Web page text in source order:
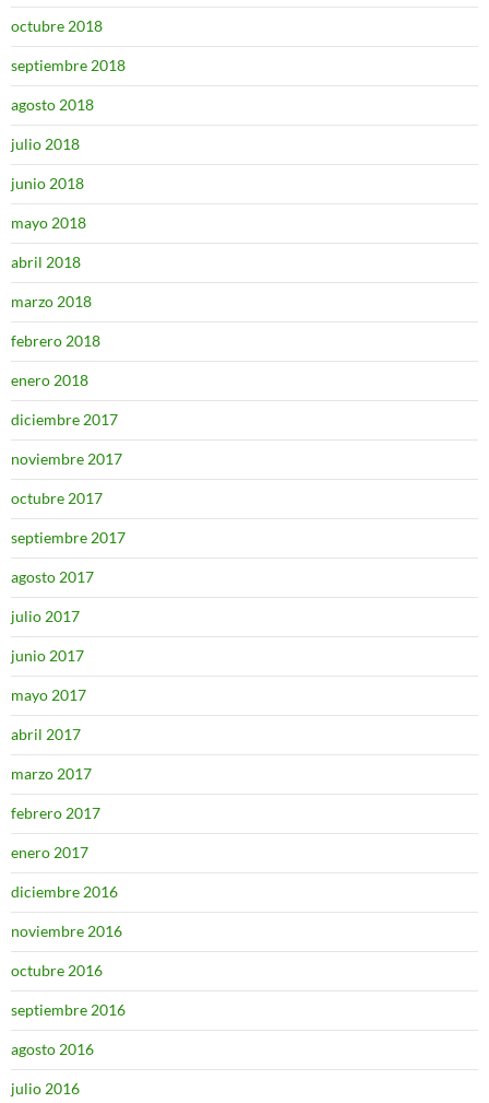
octubre 2018
septiembre 2018
agosto 2018
julio 2018
junio 2018
mayo 2018
abril 2018
marzo 2018
febrero 2018
enero 2018
diciembre 2017
noviembre 2017
octubre 2017
septiembre 2017
agosto 2017
julio 2017
junio 2017
mayo 2017
abril 2017
marzo 2017
febrero 2017
enero 2017
diciembre 2016
noviembre 2016
octubre 2016
septiembre 2016
agosto 2016
julio 2016